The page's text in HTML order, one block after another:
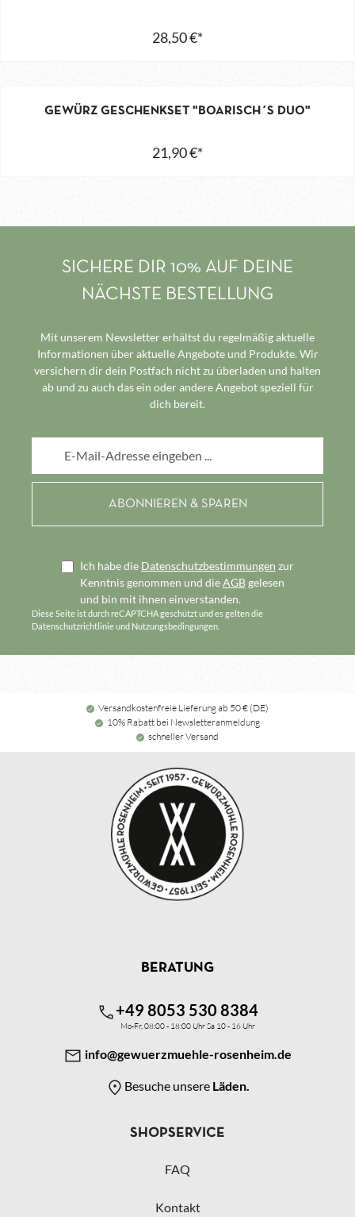
28,50 €*
GEWÜRZ GESCHENKSET "BOARISCH´S DUO"
21,90 €*
SICHERE DIR 10% AUF DEINE
NÄCHSTE BESTELLUNG
Mit unserem Newsletter erhältst du regelmäßig aktuelle
Informationen über aktuelle Angebote und Produkte. Wir
versichern dir dein Postfach nicht zu überladen und halten
ab und zu auch das ein oder andere Angebot speziell für
dich bereit.
Ich habe die Datenschutzbestimmungen zur
Kenntnis genommen und dieAGBgelesen
und bin mit ihnen einverstanden.
Diese Seite ist durch reCAPTCHA geschützt und es gelten die
Datenschutzrichtlinieund Nutzungsbedingungen
Versandkostenfreie Lieferung ab 50 € (DE)
10% Rabatt bei Newsletteranmeldung
schneller Versand
BERATUNG
+49 8053 530 8384
Mo-Fr, 08:00 - 18:00 Uhr Sa 10 - 16 Uhr
info@gewuerzmuehle-rosenheim.de
Besuche unsere Läden.
SHOPSERVICE
FAQ
Kontakt